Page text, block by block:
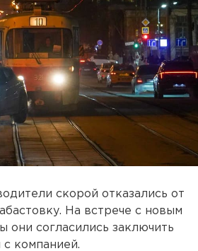
скорой отказались от
На встрече с новым
они согласились заключить
компанией.